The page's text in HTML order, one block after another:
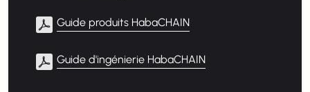
Guide produits HabaCHAIN
Guide d'ingénierie HabaCHAIN